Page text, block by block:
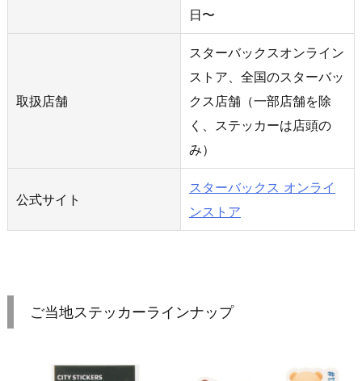
日〜
取扱店舗
スターバックスオンライン
ストア、全国のスターバッ
クス店舗（一部店舗を除
く、ステッカーは店頭の
み）
公式サイト
スターバックス オンライ
ンストア
ご当地ステッカーラインナップ